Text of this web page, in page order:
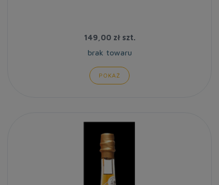
149,00 złszt.
brak towaru
POKAŻ